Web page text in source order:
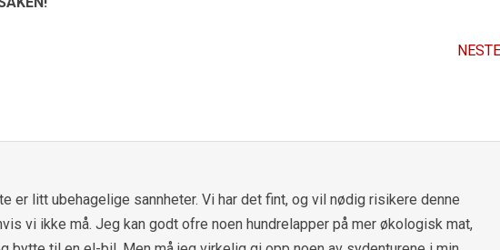
er litt ubehagelige sannheter. Vi har det fint, og vil nødig risikere denne
vi ikke må. Jeg kan godt ofre noen hundrelapper på mer økologisk mat,